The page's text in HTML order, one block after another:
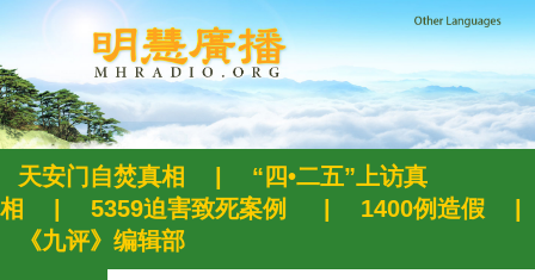
天安门自焚真相
“四•二五”上访真
相
5359迫害致死案例 1400例造假
《九评》编辑部